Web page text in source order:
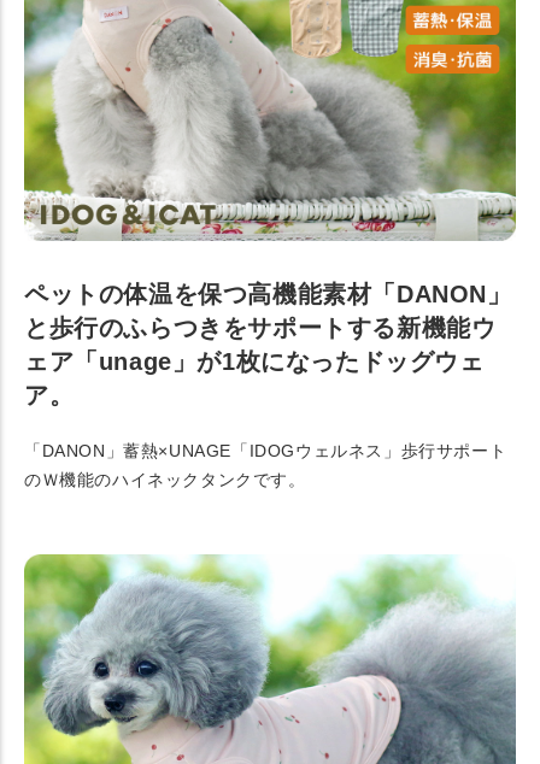
ペットの体温を保つ高機能素材「DANON」
と歩行のふらつきをサポートする新機能ウ
ェア「unage」が1枚になったドッグウェ
ア。
「DANON」蓄熱×UNAGE「IDOGウェルネス」歩行サポート
のＷ機能のハイネックタンクです。